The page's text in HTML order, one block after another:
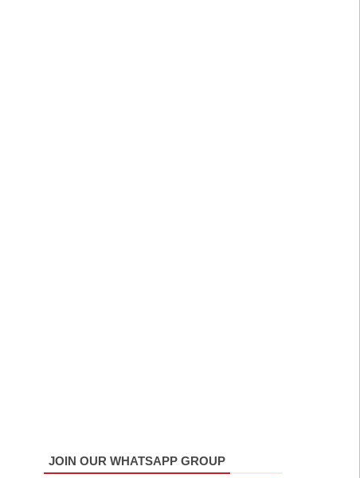
JOIN OUR WHATSAPP GROUP